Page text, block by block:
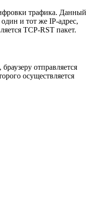
трафика. Данный
и тот же IP-адрес,
TCP-RST пакет.
отправляется
осуществляется